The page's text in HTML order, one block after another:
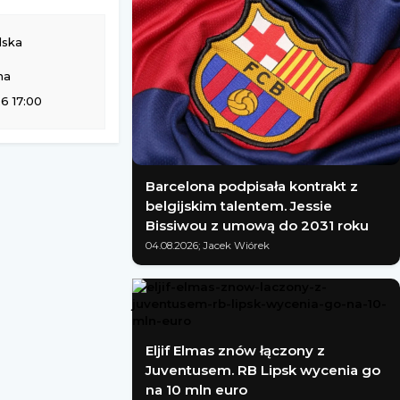
17:00
Barcelona podpisała kontrakt z
belgijskim talentem. Jessie
Bissiwou z umową do 2031 roku
04.08.2026; Jacek Wiórek
Eljif Elmas znów łączony z
Juventusem. RB Lipsk wycenia go
na 10 mln euro